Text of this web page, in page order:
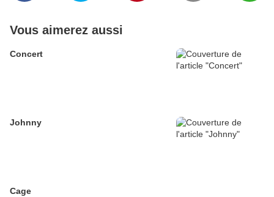
Vous aimerez aussi
Concert
Johnny
Cage